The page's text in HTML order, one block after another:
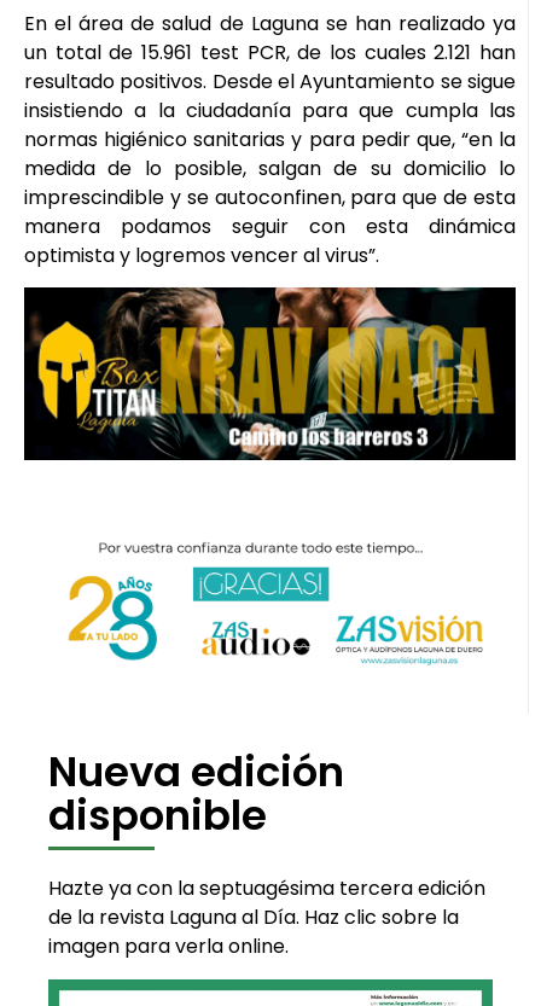
En el área de salud de Laguna se han realizado ya
un total de 15.961 test PCR, de los cuales 2.121 han
resultado positivos. Desde el Ayuntamiento se sigue
insistiendo a la ciudadanía para que cumpla las
normas higiénico sanitarias y para pedir que, “en la
medida de lo posible, salgan de su domicilio lo
imprescindible y se autoconfinen, para que de esta
manera podamos seguir con esta dinámica
optimista y logremos vencer al virus”.
Nueva edición
disponible
Hazte ya con la septuagésima tercera edición
de la revista Laguna al Día. Haz clic sobre la
imagen para verla online.